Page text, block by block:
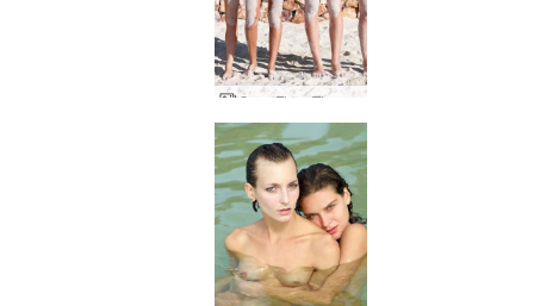
Coxy Flora Thea Zaika sandig